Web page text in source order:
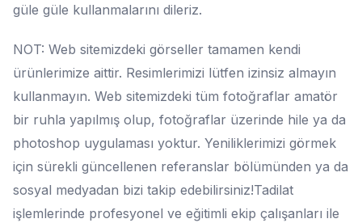
güle güle kullanmalarını dileriz.
NOT: Web sitemizdeki görseller tamamen kendi
ürünlerimize aittir. Resimlerimizi lütfen izinsiz almayın
kullanmayın. Web sitemizdeki tüm fotoğraflar amatör
bir ruhla yapılmış olup, fotoğraflar üzerinde hile ya da
photoshop uygulaması yoktur. Yeniliklerimizi görmek
için sürekli güncellenen referanslar bölümünden ya da
sosyal medyadan bizi takip edebilirsiniz!Tadilat
işlemlerinde profesyonel ve eğitimli ekip çalışanları ile